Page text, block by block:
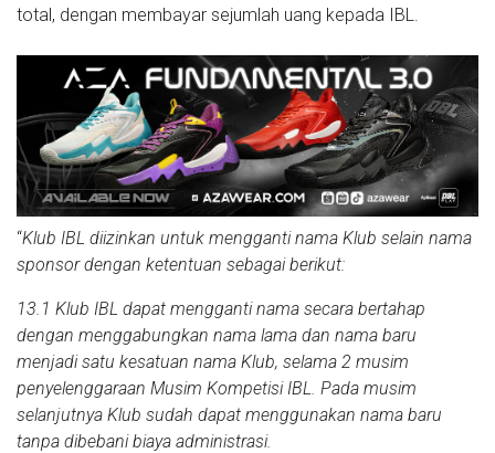
total, dengan membayar sejumlah uang kepada IBL.
“Klub IBL diizinkan untuk mengganti nama Klub selain nama
sponsor dengan ketentuan sebagai berikut:
13.1 Klub IBL dapat mengganti nama secara bertahap
dengan menggabungkan nama lama dan nama baru
menjadi satu kesatuan nama Klub, selama 2 musim
penyelenggaraan Musim Kompetisi IBL. Pada musim
selanjutnya Klub sudah dapat menggunakan nama baru
tanpa dibebani biaya administrasi.